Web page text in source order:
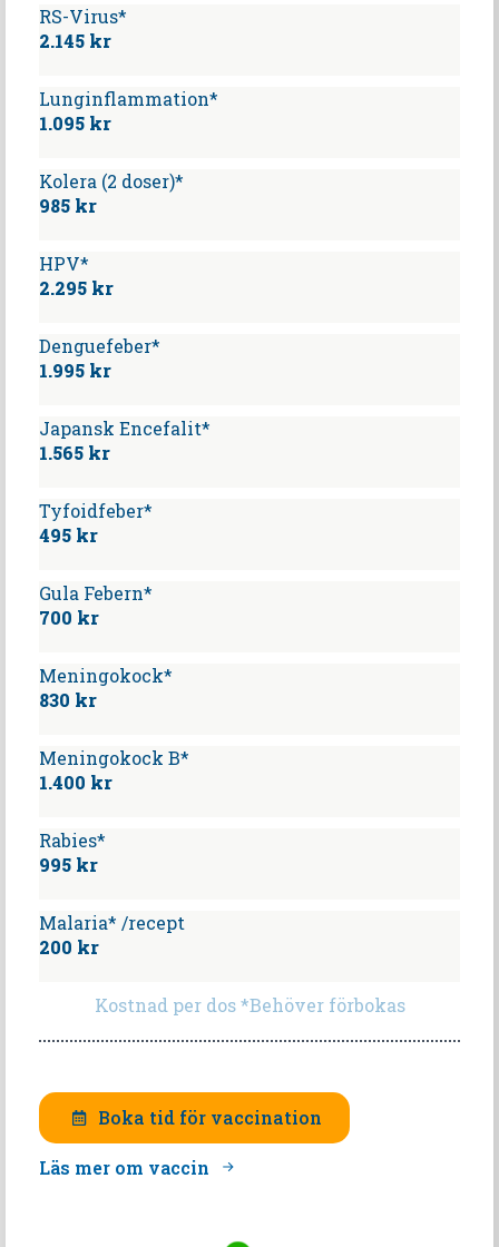
RS-Virus*
2.145 kr
Lunginflammation*
1.095 kr
Kolera (2 doser)*
985 kr
HPV*
2.295 kr
Denguefeber*
1.995 kr
Japansk Encefalit*
1.565 kr
Tyfoidfeber*
495 kr
Gula Febern*
700 kr
Meningokock*
830 kr
Meningokock B*
1.400 kr
Rabies*
995 kr
Malaria* /recept
200 kr
Kostnad per dos *Behöver förbokas
Boka tid för vaccination
Läs mer om vaccin